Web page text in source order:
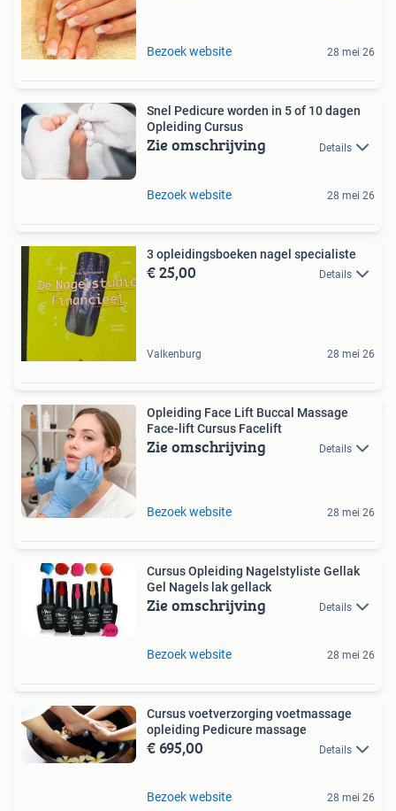
Bezoek website 28 mei 26
Snel Pedicure worden in 5 of 10 dagen
Opleiding Cursus
Zie omschrijving Details
Bezoek website 28 mei 26
3 opleidingsboeken nagel specialiste
€ 25,00 Details
Valkenburg 28 mei 26
Opleiding Face Lift Buccal Massage
Face-lift Cursus Facelift
Zie omschrijving Details
Bezoek website 28 mei 26
Cursus Opleiding Nagelstyliste Gellak
Gel Nagels lak gellack
Zie omschrijving Details
Bezoek website 28 mei 26
Cursus voetverzorging voetmassage
opleiding Pedicure massage
€ 695,00 Details
Bezoek website 28 mei 26